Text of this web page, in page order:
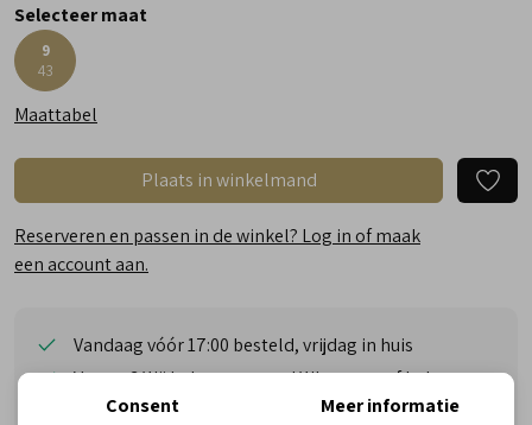
Selecteer maat
9
43
Maattabel
Plaats in winkelmand
Reserveren en passen in de winkel? Log in of maak
een account aan.
Vandaag vóór 17:00 besteld, vrijdag in huis
Vragen? Wij helpen u graag! Whatsapp of bel ons
Gratis verzending vanaf €50,- (uitgezonderd sale)
Consent Meer informatie